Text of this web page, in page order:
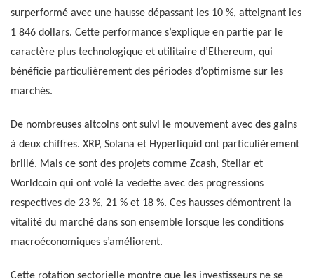
surperformé avec une hausse dépassant les 10 %, atteignant les
1 846 dollars. Cette performance s’explique en partie par le
caractère plus technologique et utilitaire d’Ethereum, qui
bénéficie particulièrement des périodes d’optimisme sur les
marchés.
De nombreuses altcoins ont suivi le mouvement avec des gains
à deux chiffres. XRP, Solana et Hyperliquid ont particulièrement
brillé. Mais ce sont des projets comme Zcash, Stellar et
Worldcoin qui ont volé la vedette avec des progressions
respectives de 23 %, 21 % et 18 %. Ces hausses démontrent la
vitalité du marché dans son ensemble lorsque les conditions
macroéconomiques s’améliorent.
Cette rotation sectorielle montre que les investisseurs ne se